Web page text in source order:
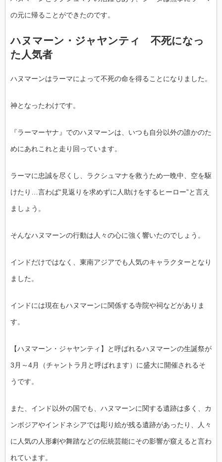
の元に帰ることができたのです。
ハヌマーン・ジャヤンティ 不死になっ
た人気者
ハヌマーンはラーマによって不死の命を得ることになりました。
神となったわけです。
『ラーマーヤナ』でのハヌマーンは、いつも自分以外の誰かのた
めにあれこれと走り回っています。
ラーマに忠誠を尽くし、ラクシュマナを救うため一晩中、空を駆
けたり…言わば“見返りを求めずに人助けをするヒーロー”と言え
ましょう。
そんなハヌマーンの行動は人々の心に強く響いたのでしょう。
インドだけではなく、東南アジアでも人気のキャラクターとなり
ました。
インドには現在もハヌマーンに関係する寺院や祠などがありま
す。
【ハヌマーン・ジャヤンティ】と呼ばれるハヌマーンの生誕祭が
3月～4月（チャントラ月と呼ばれます）に盛大に開催されるそ
うです。
また、インド以外の国でも、ハヌマーンに関する遺跡は多く、カ
ンボジアやインドネシアでは彫り絵が残る遺跡があったり、人々
に人気の人形劇や舞踏などの伝統芸能にその影響が窺えると言わ
れています。